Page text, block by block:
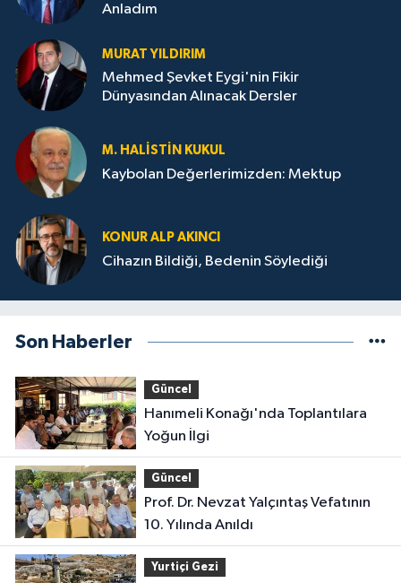
Anladım
MURAT YILDIRIM
Mehmed Şevket Eygi'nin Fikir
Dünyasından Alınacak Dersler
M. HALISTIN KUKUL
Kaybolan Değerlerimizden: Mektup
KONUR ALP AKINCI
Cihazın Bildiği, Bedenin Söylediği
Son Haberler
Güncel
Hanımeli Konağı'nda Toplantılara
Yoğun İlgi
Güncel
Prof. Dr. Nevzat Yalçıntaş Vefatının
10. Yılında Anıldı
Yurtiçi Gezi